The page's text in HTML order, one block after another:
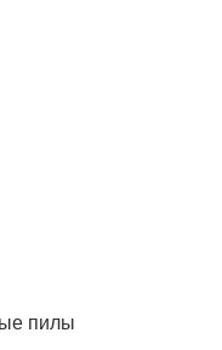
пилы